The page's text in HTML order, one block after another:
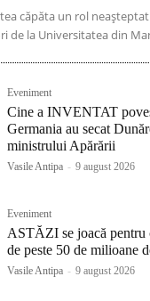
căpăta un rol
de la Universitatea din
Eveniment
Cine a INVENTAT
Germania au secat
ministrului Apărării
Vasile Antipa - 9 august 2026
Eveniment
ASTĂZI se joacă
de peste 50 de milioane
Vasile Antipa - 9 august 2026